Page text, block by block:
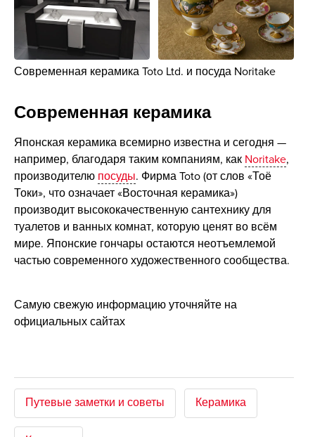
Современная керамика Toto Ltd. и посуда Noritake
Современная керамика
Японская керамика всемирно известна и сегодня —
например, благодаря таким компаниям, как Noritake,
производителю посуды. Фирма Toto (от слов «Тоё
Токи», что означает «Восточная керамика»)
производит высококачественную сантехнику для
туалетов и ​​ванных комнат, которую ценят во всём
мире. Японские гончары остаются неотъемлемой
частью современного художественного сообщества.
Самую свежую информацию уточняйте на
официальных сайтах
Путевые заметки и советы Керамика